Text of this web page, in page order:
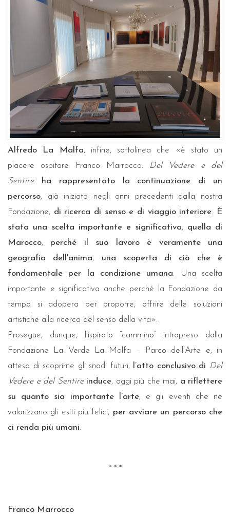
Alfredo La Malfa, infine, sottolinea che «è stato un
piacere ospitare Franco Marrocco.
Del Vedere e del
Sentire
ha rappresentato la continuazione di un
percorso, già iniziato negli anni precedenti dalla nostra
Fondazione, di ricerca di senso e di viaggio interiore.
È
stata una scelta importante e significativa, quella di
Marocco, perché il suo lavoro è veramente una
geografia dell'anima, una scoperta di ciò che è
fondamentale per la condizione umana. Una scelta
importante e significativa anche perché la Fondazione da
tempo si adopera per proporre, offrire delle soluzioni
artistiche alla ricerca del senso della vita».
Prosegue, dunque, l’ispirato “cammino” intrapreso dalla
Fondazione La Verde La Malfa – Parco dell’Arte e, in
attesa di scoprirne gli snodi futuri, l’atto conclusivo di Del
Vedere e del Sentire induce, oggi più che mai, a riflettere
su quanto sia importante l’arte, e gli eventi che ne
valorizzano gli esiti più felici, per avviare un percorso che
ci renda più umani.
* * *
Franco Marrocco